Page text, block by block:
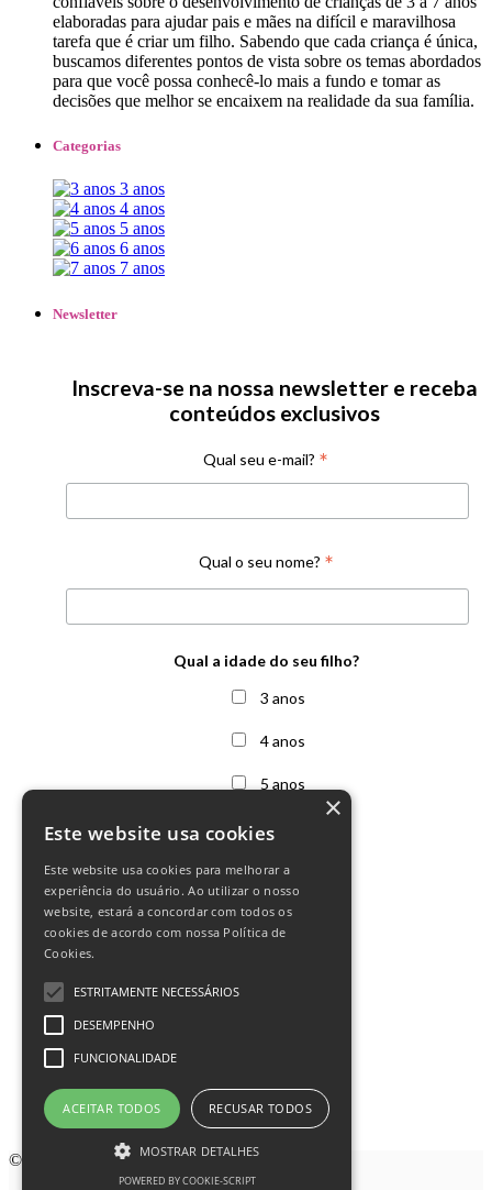
elaboradas para ajudar pais e mães na difícil e maravilhosa
tarefa que é criar um filho.​ ​Sabe​ndo ​que cada criança ​é única,
buscamos diferentes pontos de vista sobre ​os temas abordados
para que você possa conhecê-lo mais a fundo e tomar as
decisões que melhor se encaixem ​na realidade da sua família.
Categorias
3 anos
4 anos
5 anos
6 anos
7 anos
Newsletter
Inscreva-se na nossa newsletter e receba
conteúdos exclusivos
Qual seu e-mail? *
Qual o seu nome? *
Qual a idade do seu filho?
3 anos
4 anos
5 anos
6 anos
7 anos
Outras
Instagram
© 2021
Family Center.
×
Este website usa cookies
Este website usa cookies para melhorar a
experiência do usuário. Ao utilizar o nosso
website, estará a concordar com todos os
cookies de acordo com nossa Política de
Cookies.
ESTRITAMENTE NECESSÁRIOS
DESEMPENHO
FUNCIONALIDADE
ACEITAR TODOS RECUSAR TODOS
MOSTRAR DETALHES
POWERED BY COOKIE-SCRIPT